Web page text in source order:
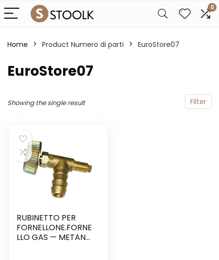
0
Home Product Numero di parti ‎EuroStore07
‎EuroStore07
Filter
Showing the single result
RUBINETTO PER
FORNELLONE.FORNE
LLO GAS — METANO